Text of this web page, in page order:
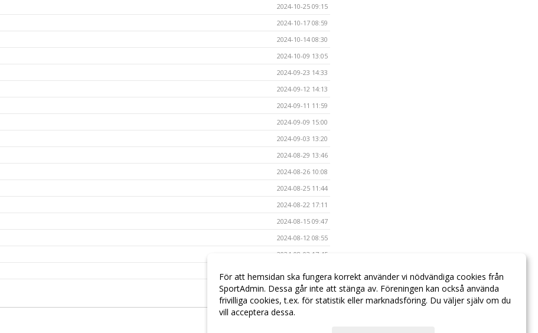
2024-10-25 09:15
2024-10-17 08:59
2024-10-14 08:30
2024-10-09 13:05
2024-09-23 14:33
2024-09-12 14:13
2024-09-11 11:59
2024-09-09 15:00
2024-09-03 13:20
2024-08-29 13:46
2024-08-26 10:08
2024-08-25 11:44
2024-08-22 17:11
2024-08-15 09:47
2024-08-12 08:55
2024-08-03 17:45
2024-01-05 15:39
För att hemsidan ska fungera korrekt använder vi nödvändiga cookies från
SportAdmin. Dessa går inte att stänga av. Föreningen kan också använda
frivilliga cookies, t.ex. för statistik eller marknadsföring. Du väljer själv om du
vill acceptera dessa.